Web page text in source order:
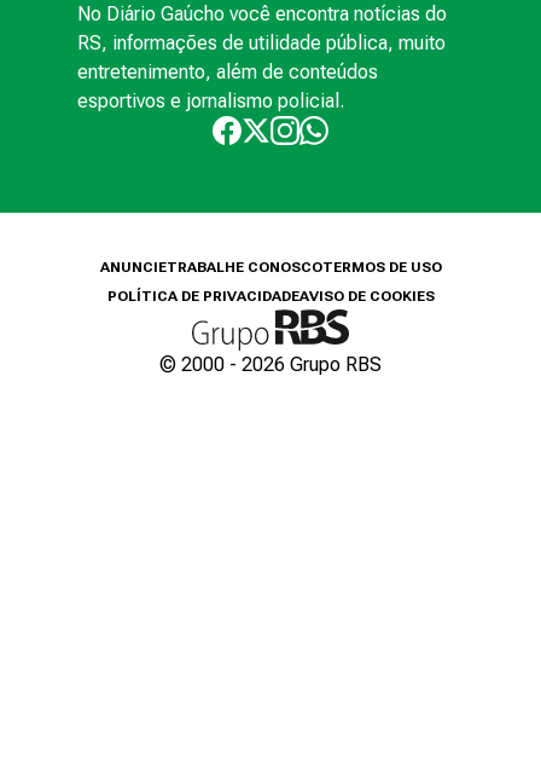
No Diário Gaúcho você encontra notícias do
RS, informações de utilidade pública, muito
entretenimento, além de conteúdos
esportivos e jornalismo policial.
ANUNCIETRABALHE CONOSCOTERMOS DE USO
POLÍTICA DE PRIVACIDADEAVISO DE COOKIES
© 2000 - 2026 Grupo RBS